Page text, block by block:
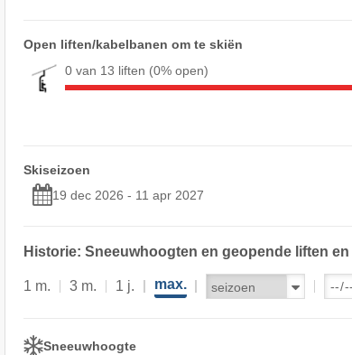
Open liften/kabelbanen om te skiën
0 van 13 liften (0% open)
Skiseizoen
19 dec 2026 - 11 apr 2027
Historie: Sneeuwhoogten en geopende liften
1 m. 3 m. 1 j. max.
Sneeuwhoogte